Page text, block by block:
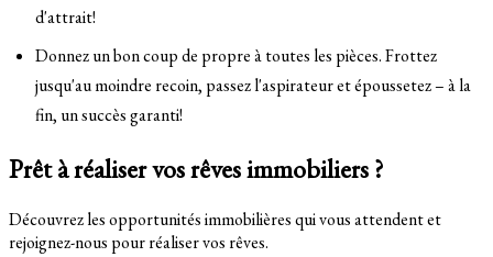
d'attrait!
Donnez un bon coup de propre à toutes les pièces. Frottez
jusqu'au moindre recoin, passez l'aspirateur et époussetez – à la
fin, un succès garanti!
Prêt à réaliser vos rêves immobiliers ?
Découvrez les opportunités immobilières qui vous attendent et
rejoignez-nous pour réaliser vos rêves.